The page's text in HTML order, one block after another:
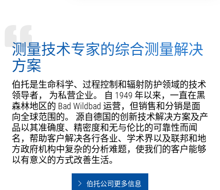
测量技术专家的综合测量解决
方案
伯托是生命科学、过程控制和辐射防护领域的技术
领导者， 为私营企业。 自 1949 年以来，一直在黑
森林地区的 Bad Wildbad 运营，但销售和分销是面
向全球范围的。 源自德国的创新技术解决方案及产
品以其准确度、精密度和无与伦比的可靠性而闻
名，帮助客户解决各行各业、学术界以及联邦和地
方政府机构中复杂的分析难题，使我们的客户能够
以有意义的方式改善生活。
伯托公司更多信息